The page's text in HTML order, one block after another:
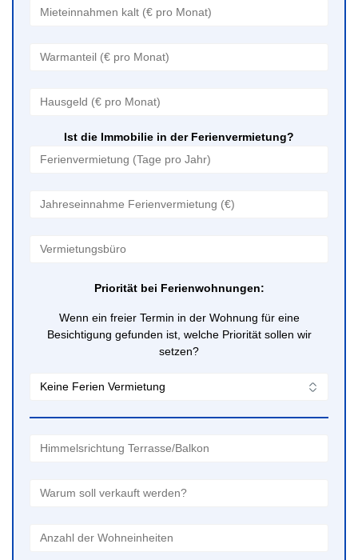
Ist die Immobilie in der Ferienvermietung?
Priorität bei Ferienwohnungen:
Wenn ein freier Termin in der Wohnung für eine
Besichtigung gefunden ist, welche Priorität sollen wir
setzen?